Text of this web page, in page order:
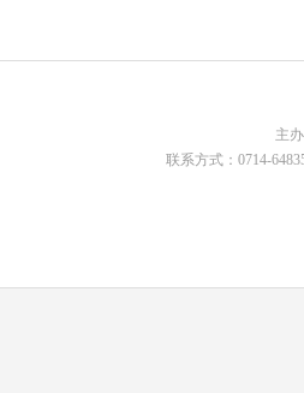
主
联系方式：0714-